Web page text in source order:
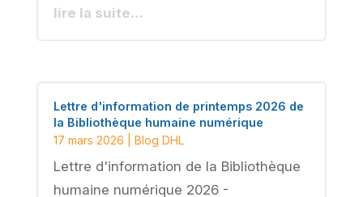
lire la suite…
Lettre d'information de printemps 2026 de
la Bibliothèque humaine numérique
17 mars 2026
Blog DHL
Lettre d'information de la Bibliothèque
humaine numérique 2026 -